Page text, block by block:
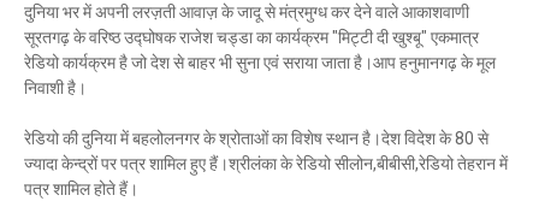
दुनिया भर में अपनी लरज़ती आवाज़ के जादू से मंत्रमुग्ध कर देने वाले आकाशवाणी
सूरतगढ़ के वरिष्ठ उद्घोषक राजेश चड्डा का कार्यक्रम "मिट्टी दी खुश्बू" एकमात्र
रेडियो कार्यक्रम है जो देश से बाहर भी सुना एवं सराया जाता है।आप हनुमानगढ़ के मूल
निवाशी है।
रेडियो की दुनिया में बहलोलनगर के श्रोताओं का विशेष स्थान है।देश विदेश के 80 से
ज्यादा केन्द्रों पर पत्र शामिल हुए हैं।श्रीलंका के रेडियो सीलोन,बीबीसी,रेडियो तेहरान में
पत्र शामिल होते हैं।